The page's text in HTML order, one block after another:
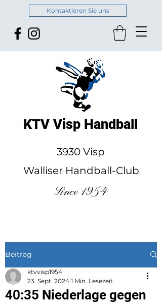
Kontaktieren Sie uns
KTV Visp Handball
3930 Visp
Walliser Handball-Club
Since 1954
Beitrag
40:35 Niederlage gegen
ktvvisp1954
23. Sept. 2024 1 Min. Lesezeit